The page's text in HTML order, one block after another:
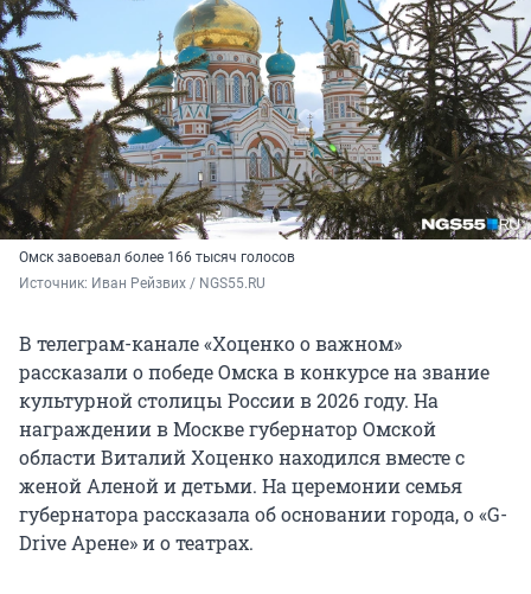
Омск завоевал более 166 тысяч голосов
Источник: Иван Рейзвих / NGS55.RU
В телеграм-канале «Хоценко о важном»
рассказали о победе Омска в конкурсе на звание
культурной столицы России в 2026 году. На
награждении в Москве губернатор Омской
области Виталий Хоценко находился вместе с
женой Аленой и детьми. На церемонии семья
губернатора рассказала об основании города, о «G-
Drive Арене» и о театрах.